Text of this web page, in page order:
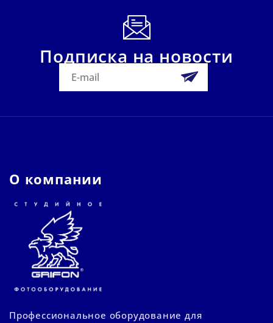
Подписка на новости
О компании
Профессиональное оборудование для